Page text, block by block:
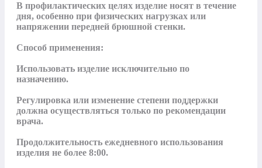
В профилактических целях изделие носят в течение
дня, особенно при физических нагрузках или
напряжении передней брюшной стенки.
Способ применения:
Использовать изделие исключительно по
назначению.
Регулировка или изменение степени поддержки
должна осуществляться только по рекомендации
врача.
Продолжительность ежедневного использования
изделия не более 8:00.